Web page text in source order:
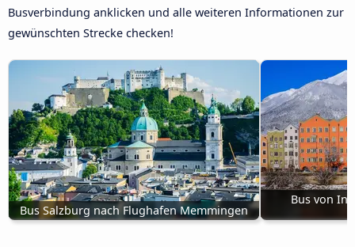
Busverbindung anklicken und alle weiteren Informationen zur
gewünschten Strecke checken!
Bus Salzburg nach Flughafen Memmingen
Bus von